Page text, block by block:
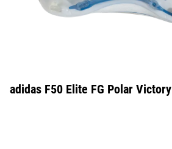
adidas F50 Elite FG Polar Victory